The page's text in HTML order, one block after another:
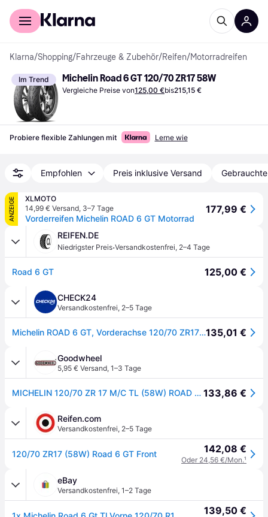
Für Shopper
Klarna/Shopping/Fahrzeuge & Zubehör/Reifen/Motorradreifen
Im Trend Michelin Road 6 GT 120/70 ZR17 58W
Vergleiche Preise von125,00 €bis215,15 €
Probiere flexible Zahlungen mit Lerne wie
Empfohlen Preis inklusive Versand
ANZEIGE
XLMOTO
14,99 € Versand, 3–7 Tage
Vorderreifen Michelin ROAD 6 GT Motorrad
177,99 €
REIFEN.DE
Niedrigster Preis·Versandkostenfrei, 2–4 Tage
Road 6 GT 125,00 €
CHECK24
Versandkostenfrei, 2–5 Tage
Michelin ROAD 6 GT, Vorderachse 120/70 ZR17 58W TL135,01 €
Goodwheel
5,95 € Versand, 1–3 Tage
MICHELIN 120/70 ZR 17 M/C TL (58W) ROAD 6 GT 133,86 €
Reifen.com
Versandkostenfrei, 2–5 Tage
120/70 ZR17 (58W) Road 6 GT Front 142,08 €
Oder 24,56 €/Mon.¹
eBay
Versandkostenfrei, 1–2 Tage
139,50 €